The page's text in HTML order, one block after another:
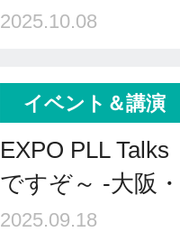
2025.10.08
イベント＆講演
EXPO PLL
ですぞ～ -大阪
2025.09.18